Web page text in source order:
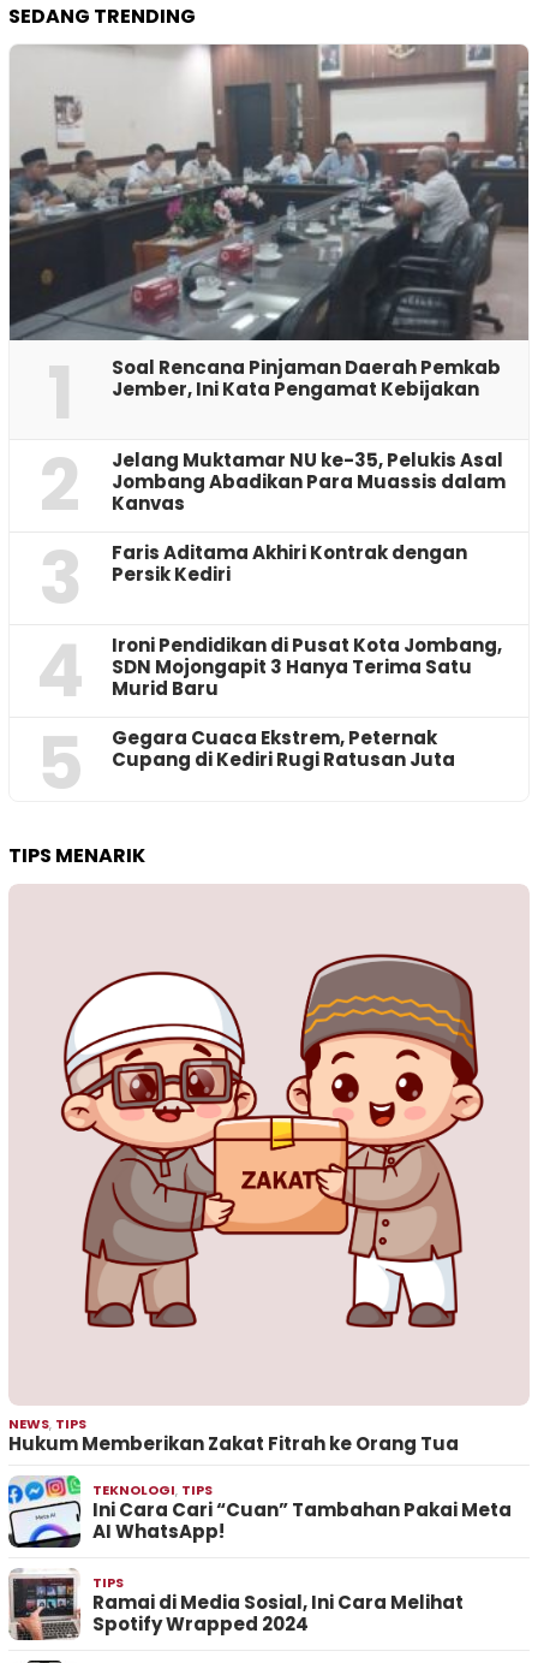
SEDANG TRENDING
1
‎Soal Rencana Pinjaman Daerah Pemkab
Jember, Ini Kata Pengamat Kebijakan ‎
2
Jelang Muktamar NU ke-35, Pelukis Asal
Jombang Abadikan Para Muassis dalam
Kanvas
3
Faris Aditama Akhiri Kontrak dengan
Persik Kediri
4
Ironi Pendidikan di Pusat Kota Jombang,
SDN Mojongapit 3 Hanya Terima Satu
Murid Baru
5
‎Gegara Cuaca Ekstrem, Peternak
Cupang di Kediri Rugi Ratusan Juta
TIPS MENARIK
NEWS, TIPS
Hukum Memberikan Zakat Fitrah ke Orang Tua
TEKNOLOGI, TIPS
Ini Cara Cari “Cuan” Tambahan Pakai Meta
AI WhatsApp!
TIPS
Ramai di Media Sosial, Ini Cara Melihat
Spotify Wrapped 2024